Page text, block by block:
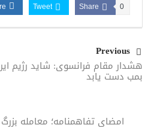
Share 0
Tweet
Previous
هشدار مقام فرانسوی: شاید رژیم
بمب دست یابد
امضای تفاهمنامه؛ معامله